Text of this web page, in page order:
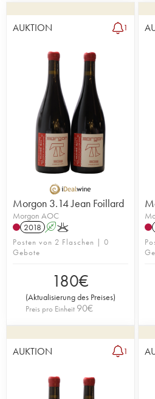
AUKTION 1
Morgon 3.14 Jean Foillard
Morgon AOC
2018 AK
Posten von 2 Flaschen | 0
Gebote
180€
(Aktualisierung des Preises)
Preis pro Einheit 90€
AUKTION 1